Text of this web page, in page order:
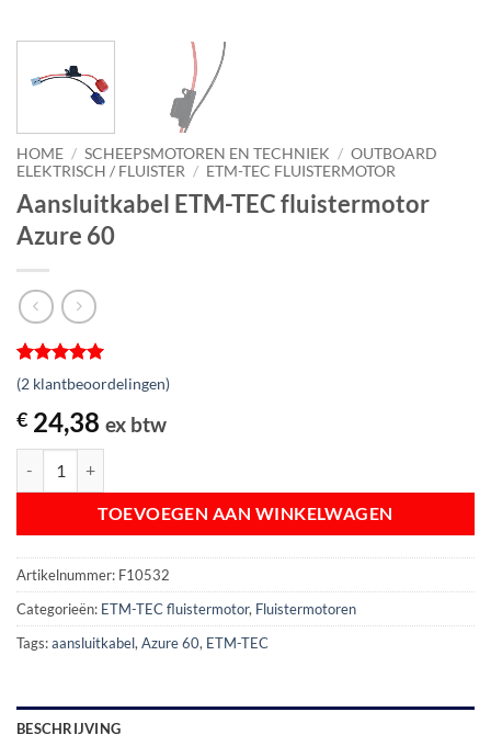
HOME / SCHEEPSMOTOREN EN TECHNIEK / OUTBOARD
ELEKTRISCH / FLUISTER / ETM-TEC FLUISTERMOTOR
Aansluitkabel ETM-TEC fluistermotor
Azure 60
Gewaardeerd
5op 5
gebaseerd
op
2
klantbeoordelingen
(2 klantbeoordelingen)
€ 24,38 ex btw
TOEVOEGEN AAN WINKELWAGEN
Artikelnummer: F10532
Categorieën: ETM-TEC fluistermotor, Fluistermotoren
Tags:aansluitkabel,Azure 60, ETM-TEC
BESCHRIJVING